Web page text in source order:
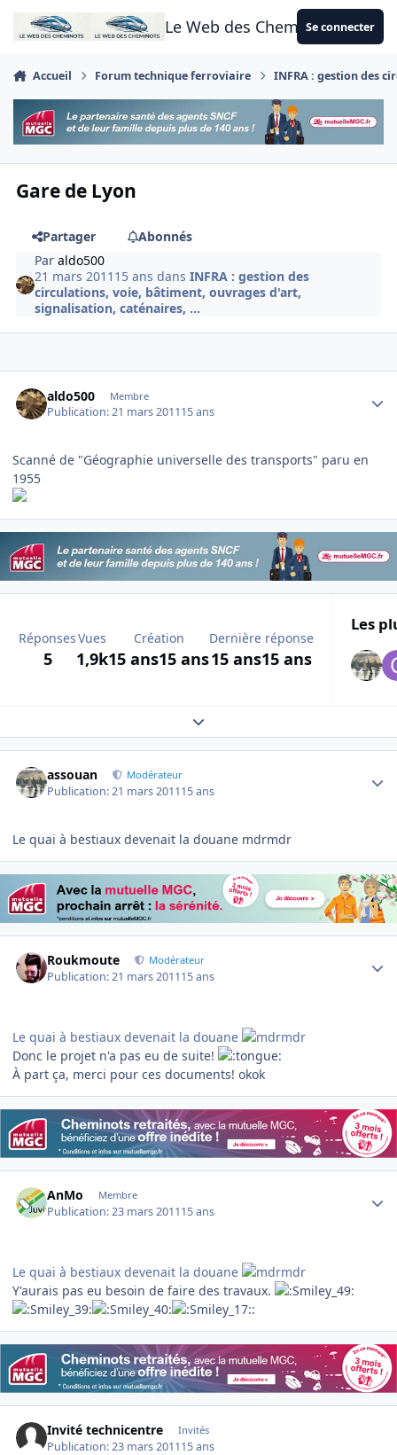
Aller au contenu
Le Web des CheminotsSe connecter
Accueil Forum technique ferroviaire INFRA : gestion des
Gare de Lyon
Partager
Abonnés
Paraldo500
21 mars 2011 15 ans dansINFRA : gestion des
circulations, voie, bâtiment, ouvrages d'art,
signalisation, caténaires, ...
aldo500 Membre
Publication:21 mars 201115 ans
Scanné de "Géographie universelle des transports" paru en
1955
Réponses
5
Vues
1,9k
Création
15 ans15 ans
Dernière réponse
15 ans15 ans
Les
Expand topic overview
assouan Modérateur
Publication:21 mars 201115 ans
Le quai à bestiaux devenait la douane mdrmdr
Roukmoute Modérateur
Publication:21 mars 201115 ans
Le quai à bestiaux devenait la douane
Donc le projet n'a pas eu de suite!
À part ça, merci pour ces documents! okok
AnMo Membre
Publication:23 mars 201115 ans
Le quai à bestiaux devenait la douane
Y'aurais pas eu besoin de faire des travaux.
:
Invité technicentre Invités
Publication:23 mars 201115 ans